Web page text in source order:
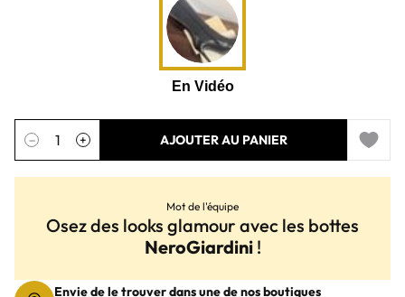
Quantité
− + AJOUTER AU PANIER
Add to
Envie de le trouver dans une de nos boutiques
Mot de l'équipe
Osez des looks glamour avec les bottes
NeroGiardini!